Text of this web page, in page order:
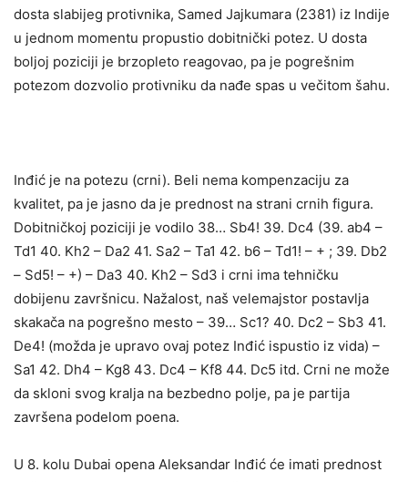
dosta slabijeg protivnika, Samed Jajkumara (2381) iz Indije
u jednom momentu propustio dobitnički potez. U dosta
boljoj poziciji je brzopleto reagovao, pa je pogrešnim
potezom dozvolio protivniku da nađe spas u večitom šahu.
Inđić je na potezu (crni). Beli nema kompenzaciju za
kvalitet, pa je jasno da je prednost na strani crnih figura.
Dobitničkoj poziciji je vodilo 38… Sb4! 39. Dc4 (39. ab4 –
Td1 40. Kh2 – Da2 41. Sa2 – Ta1 42. b6 – Td1! – + ; 39. Db2
– Sd5! – +) – Da3 40. Kh2 – Sd3 i crni ima tehničku
dobijenu završnicu. Nažalost, naš velemajstor postavlja
skakača na pogrešno mesto – 39… Sc1? 40. Dc2 – Sb3 41.
De4! (možda je upravo ovaj potez Inđić ispustio iz vida) –
Sa1 42. Dh4 – Kg8 43. Dc4 – Kf8 44. Dc5 itd. Crni ne može
da skloni svog kralja na bezbedno polje, pa je partija
završena podelom poena.
U 8. kolu Dubai opena Aleksandar Inđić će imati prednost